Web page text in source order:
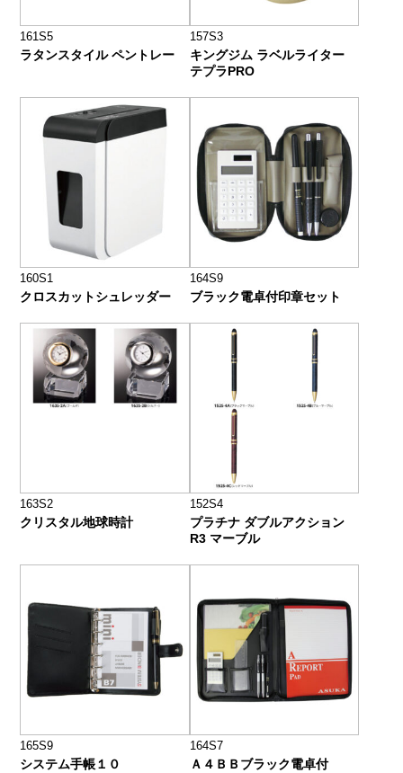
161S5
ラタンスタイル ペントレー
157S3
キングジム ラベルライター
テプラPRO
160S1
クロスカットシュレッダー
164S9
ブラック電卓付印章セット
163S2
クリスタル地球時計
152S4
プラチナ ダブルアクション
R3 マーブル
165S9
システム手帳１０
164S7
Ａ４ＢＢブラック電卓付